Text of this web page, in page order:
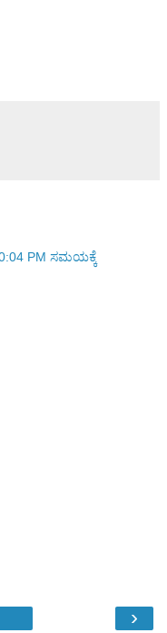
PM ಸಮಯಕ್ಕೆ
›